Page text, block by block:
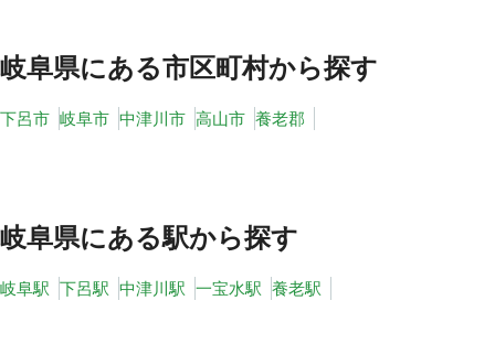
岐阜県にある市区町村から探す
下呂市 岐阜市 中津川市 高山市 養老郡
岐阜県にある駅から探す
岐阜駅 下呂駅 中津川駅 一宝水駅 養老駅